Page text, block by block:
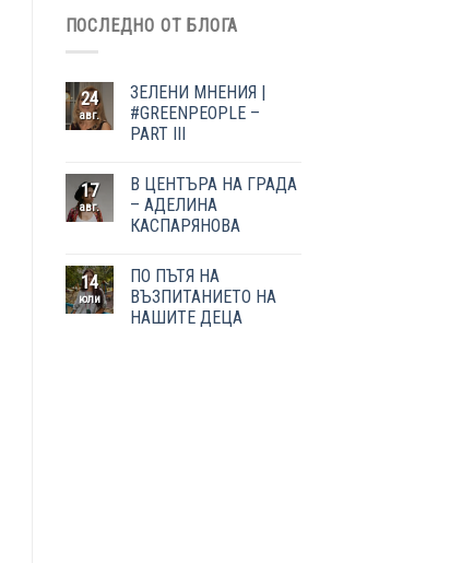
ПОСЛЕДНО ОТ БЛОГА
24
авг.
ЗЕЛЕНИ МНЕНИЯ |
#GREENPEOPLE –
PART III
17
авг.
В ЦЕНТЪРА НА ГРАДА
– АДЕЛИНА
КАСПАРЯНОВА
14
юли
ПО ПЪТЯ НА
ВЪЗПИТАНИЕТО НА
НАШИТЕ ДЕЦА